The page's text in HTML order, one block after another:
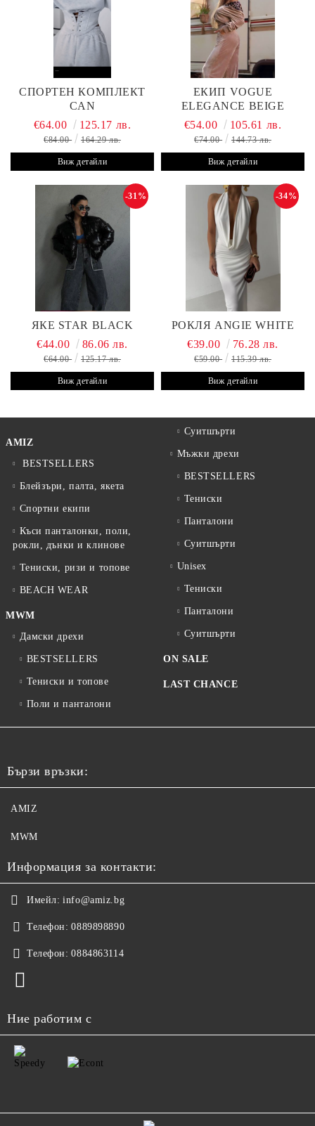
СПОРТЕН КОМПЛЕКТ
CAN
€64.00 125.17 лв.
€84.00 164.29 лв.
Виж детайли
ЕКИП VOGUE
ELEGANCE BEIGE
€54.00 105.61 лв.
€74.00 144.73 лв.
Виж детайли
ЯКЕ STAR BLACK
-31%
€44.00 86.06 лв.
€64.00 125.17 лв.
Виж детайли
РОКЛЯ ANGIE WHITE
-34%
€39.00 76.28 лв.
€59.00 115.39 лв.
Виж детайли
AMIZ
BESTSELLERS
Блейзъри, палта, якета
Спортни екипи
Къси панталонки, поли,
рокли, дънки и клинове
Тениски, ризи и топове
BEACH WEAR
MWM
Дамски дрехи
BESTSELLERS
Тениски и топове
Поли и панталони
Суитшърти
Мъжки дрехи
BESTSELLERS
Тениски
Панталони
Суитшърти
Unisex
Тениски
Панталони
Суитшърти
ON SALE
LAST CHANCE
Бързи връзки:
AMIZ
MWM
Информация за контакти:
Имейл: info@amiz.bg
Телефон: 0889898890
Телефон: 0884863114
Ние работим с